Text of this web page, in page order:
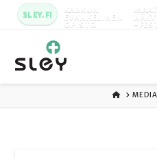
SLEY.FI KARKUN
EVANKELINEN
OPISTO -
ETUSIVU